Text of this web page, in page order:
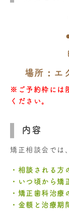
場所：エ
※ご予約枠には
ください。
内容
矯正相談会では、
・相談される方
・いつ頃から矯
・矯正歯科治療
・金額と治療期